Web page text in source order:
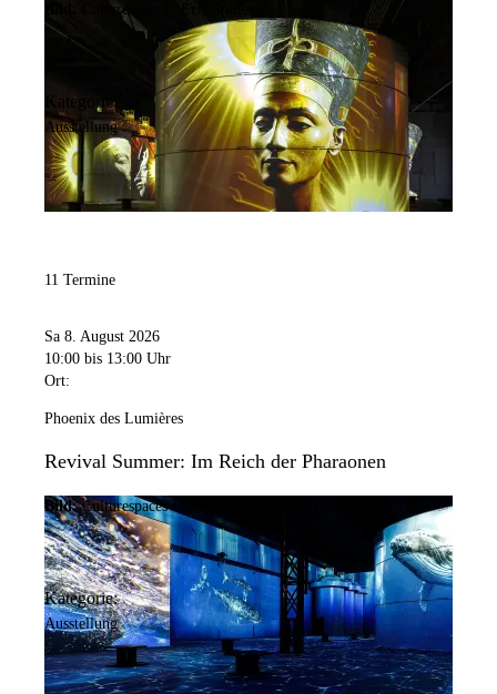
Culturespaces / Eric Spiller
Kategorie:
Ausstellung
11 Termine
Sa 8. August 2026
10:00 bis 13:00 Uhr
Ort:
Phoenix des Lumières
Revival Summer: Im Reich der Pharaonen
Bild: Culturespaces / Falko Wübbecke
Kategorie:
Ausstellung